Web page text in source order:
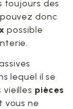
toujours des
donc
possible
lequel il se
vieilles pièces
vous ne